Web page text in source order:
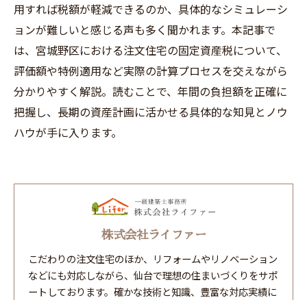
用すれば税額が軽減できるのか、具体的なシミュレーシ
ョンが難しいと感じる声も多く聞かれます。本記事で
は、宮城野区における注文住宅の固定資産税について、
評価額や特例適用など実際の計算プロセスを交えながら
分かりやすく解説。読むことで、年間の負担額を正確に
把握し、長期の資産計画に活かせる具体的な知見とノウ
ハウが手に入ります。
株式会社ライファー
こだわりの注文住宅のほか、リフォームやリノベーション
などにも対応しながら、仙台で理想の住まいづくりをサポ
ートしております。確かな技術と知識、豊富な対応実績に